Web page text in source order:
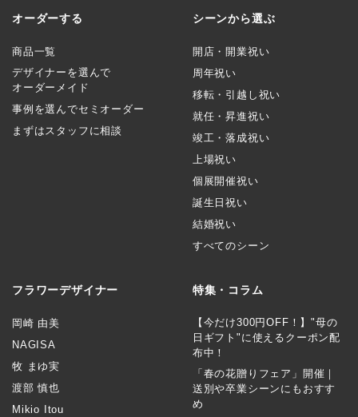
オーダーする
商品一覧
デザイナーを選んで
オーダーメイド
事例を選んでセミオーダー
まずはスタッフに相談
シーンから選ぶ
開店・開業祝い
周年祝い
移転・引越し祝い
就任・昇進祝い
竣工・落成祝い
上場祝い
個展開催祝い
誕生日祝い
結婚祝い
すべてのシーン
フラワーデザイナー
岡崎 由美
NAGISA
牧 まゆ実
渡部 慎也
Mikio Itou
特集・コラム
【今だけ300円OFF！】"母の
日ギフト"に使えるクーポン配
布中！
「春の花贈りフェア」開催｜
送別や卒業シーンにもおすす
め